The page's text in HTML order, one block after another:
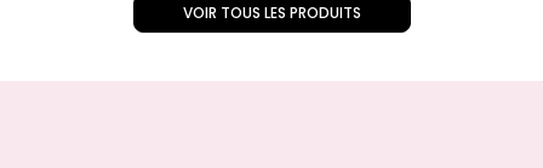
VOIR TOUS LES PRODUITS